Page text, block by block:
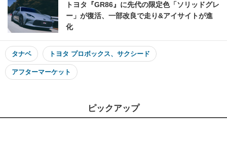
トヨタ『GR86』に先代の限定色「ソリッドグレ
ー」が復活、一部改良で走り&アイサイトが進
化
タナベ トヨタ プロボックス、サクシード
アフターマーケット
ピックアップ